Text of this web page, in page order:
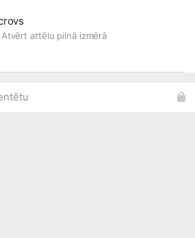
Atvērt attēlu pilnā izmērā